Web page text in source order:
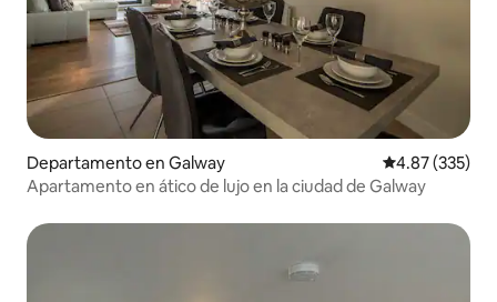
Departamento en Galway Calificación
4.87 (335)
Apartamento en ático de lujo en la ciudad de Galway